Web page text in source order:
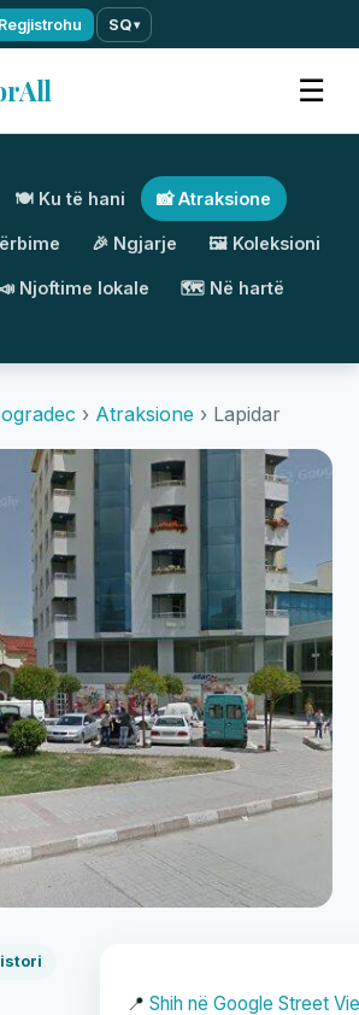
Regjistrohu SQ▾
☰
🍽️ Ku të hani 📸 Atraksione
🎉 Ngjarje 🖼️ Koleksioni
📣 Njoftime lokale 🗺️ Në hartë
› Atraksione › Lapidar
📍 Shih në Google Street